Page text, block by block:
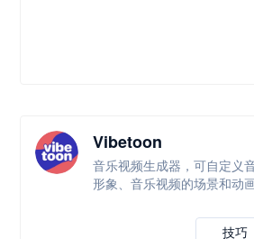
Vibetoon
音乐视频生成器，可自定义
形象、音乐视频的场景和动
技巧